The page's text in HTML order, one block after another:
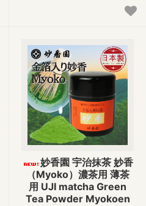
妙香園 宇治抹茶 妙香
（Myoko）濃茶用 薄茶
用 UJI matcha Green
Tea Powder Myokoen